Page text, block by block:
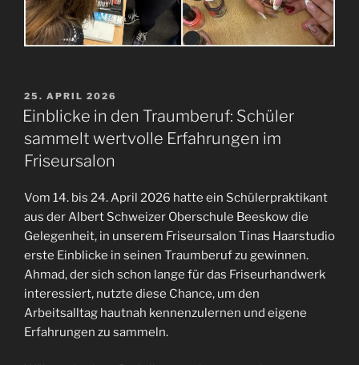
VERÖFFENTLICHT
AM
25. APRIL 2026
Einblicke in den Traumberuf: Schüler
sammelt wertvolle Erfahrungen im
Friseursalon
Vom 14. bis 24. April 2026 hatte ein Schülerpraktikant
aus der Albert Schweizer Oberschule Beeskow die
Gelegenheit, in unserem Friseursalon Tinas Haarstudio
erste Einblicke in seinen Traumberuf zu gewinnen.
Ahmad, der sich schon lange für das Friseurhandwerk
interessiert, nutzte diese Chance, um den
Arbeitsalltag hautnah kennenzulernen und eigene
Erfahrungen zu sammeln.